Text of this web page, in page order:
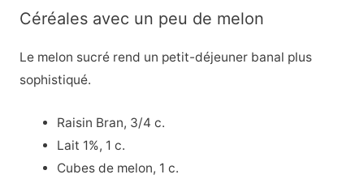
Céréales avec un peu de melon
Le melon sucré rend un petit-déjeuner banal plus
sophistiqué.
Raisin Bran, 3/4 c.
Lait 1%, 1 c.
Cubes de melon, 1 c.